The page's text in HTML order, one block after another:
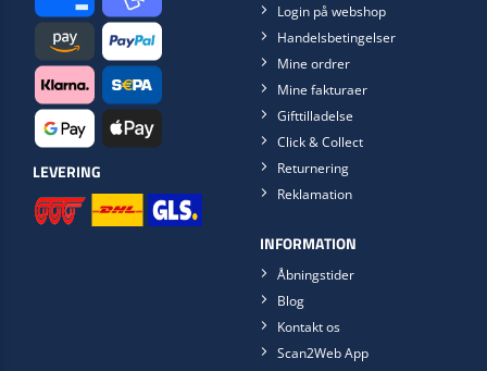
LEVERING
Login på webshop
Handelsbetingelser
Mine ordrer
Mine fakturaer
Gifttilladelse
Click & Collect
Returnering
Reklamation
INFORMATION
Åbningstider
Blog
Kontakt os
Scan2Web App